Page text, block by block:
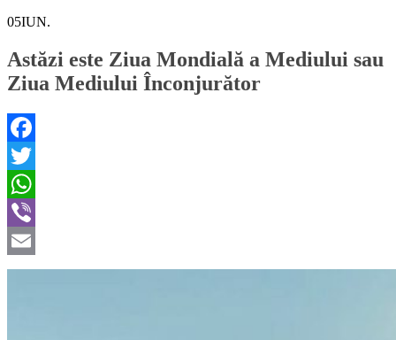
05IUN.
Astăzi este Ziua Mondială a Mediului sau
Ziua Mediului Înconjurător
Facebook
Twitter
WhatsApp
Viber
Email